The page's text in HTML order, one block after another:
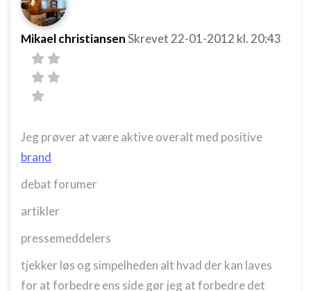
Mikael christiansenSkrevet 22-01-2012 kl. 20:43
Jeg prøver at være aktive overalt med positive
brand
debat forumer
artikler
pressemeddelers
tjekker løs og simpelheden alt hvad der kan laves
for at forbedre ens side gør jeg at forbedre det
Forstå målgrupper gennem statistikker eller
kombinationer af oplysninger fra forskellige
kilder
Udvikle og forbedre tjenester
Bruge begrænsede oplysninger til at vælge
indhold
Bruge præcise geografiske
placeringsoplysninger
Identificere enheder baseret på aktivt
Ikke-IAB-behandlingsformål:
Nødvendig
Ydeevne